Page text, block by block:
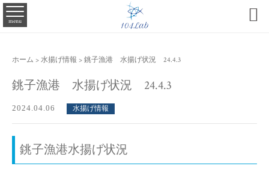
menu 
ホーム > 水揚げ情報 > 銚子漁港 水揚げ状況 24.4.3
銚子漁港 水揚げ状況 24.4.3
2024.04.06 水揚げ情報
銚子漁港水揚げ状況